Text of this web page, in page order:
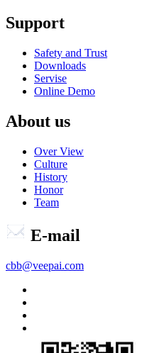
Support
Safety and Trust
Downloads
Servise
Online Demo
About us
Over View
Culture
History
Honor
Team
E-mail
cbb@veepai.com